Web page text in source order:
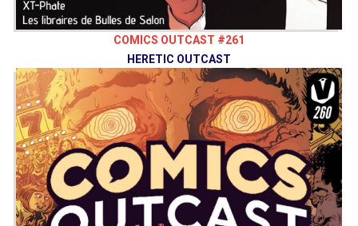
COMICS OUTCAST #261
HERETIC OUTCAST